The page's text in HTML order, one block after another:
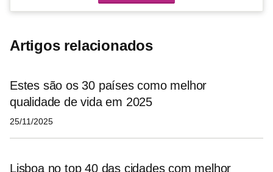
Artigos relacionados
Estes são os 30 países como melhor
qualidade de vida em 2025
25/11/2025
Lisboa no top 40 das cidades com melhor